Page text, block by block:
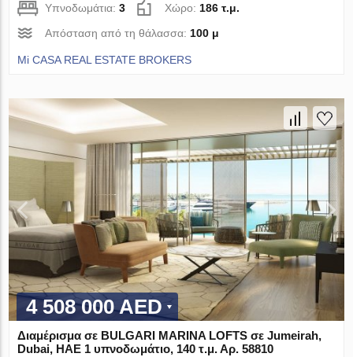
Υπνοδωμάτια:3 Χώρο: 186 τ.μ.
Απόσταση από τη θάλασσα: 100 μ
Mi CASA REAL ESTATE BROKERS
4 508 000 AED
Διαμέρισμα σε BULGARI MARINA LOFTS σε Jumeirah,
Dubai, ΗΑΕ 1 υπνοδωμάτιο, 140 τ.μ. Αρ. 58810